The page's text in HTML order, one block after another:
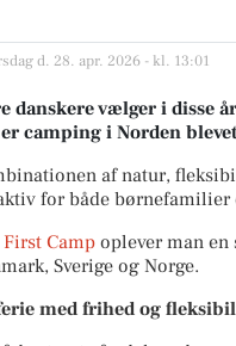
d. 28. apr. 2026 - kl. 13:01
danskere vælger i disse
camping i Norden
af natur,
for både børnefamilier
First Camp oplever man
Sverige og Norge.
med frihed og